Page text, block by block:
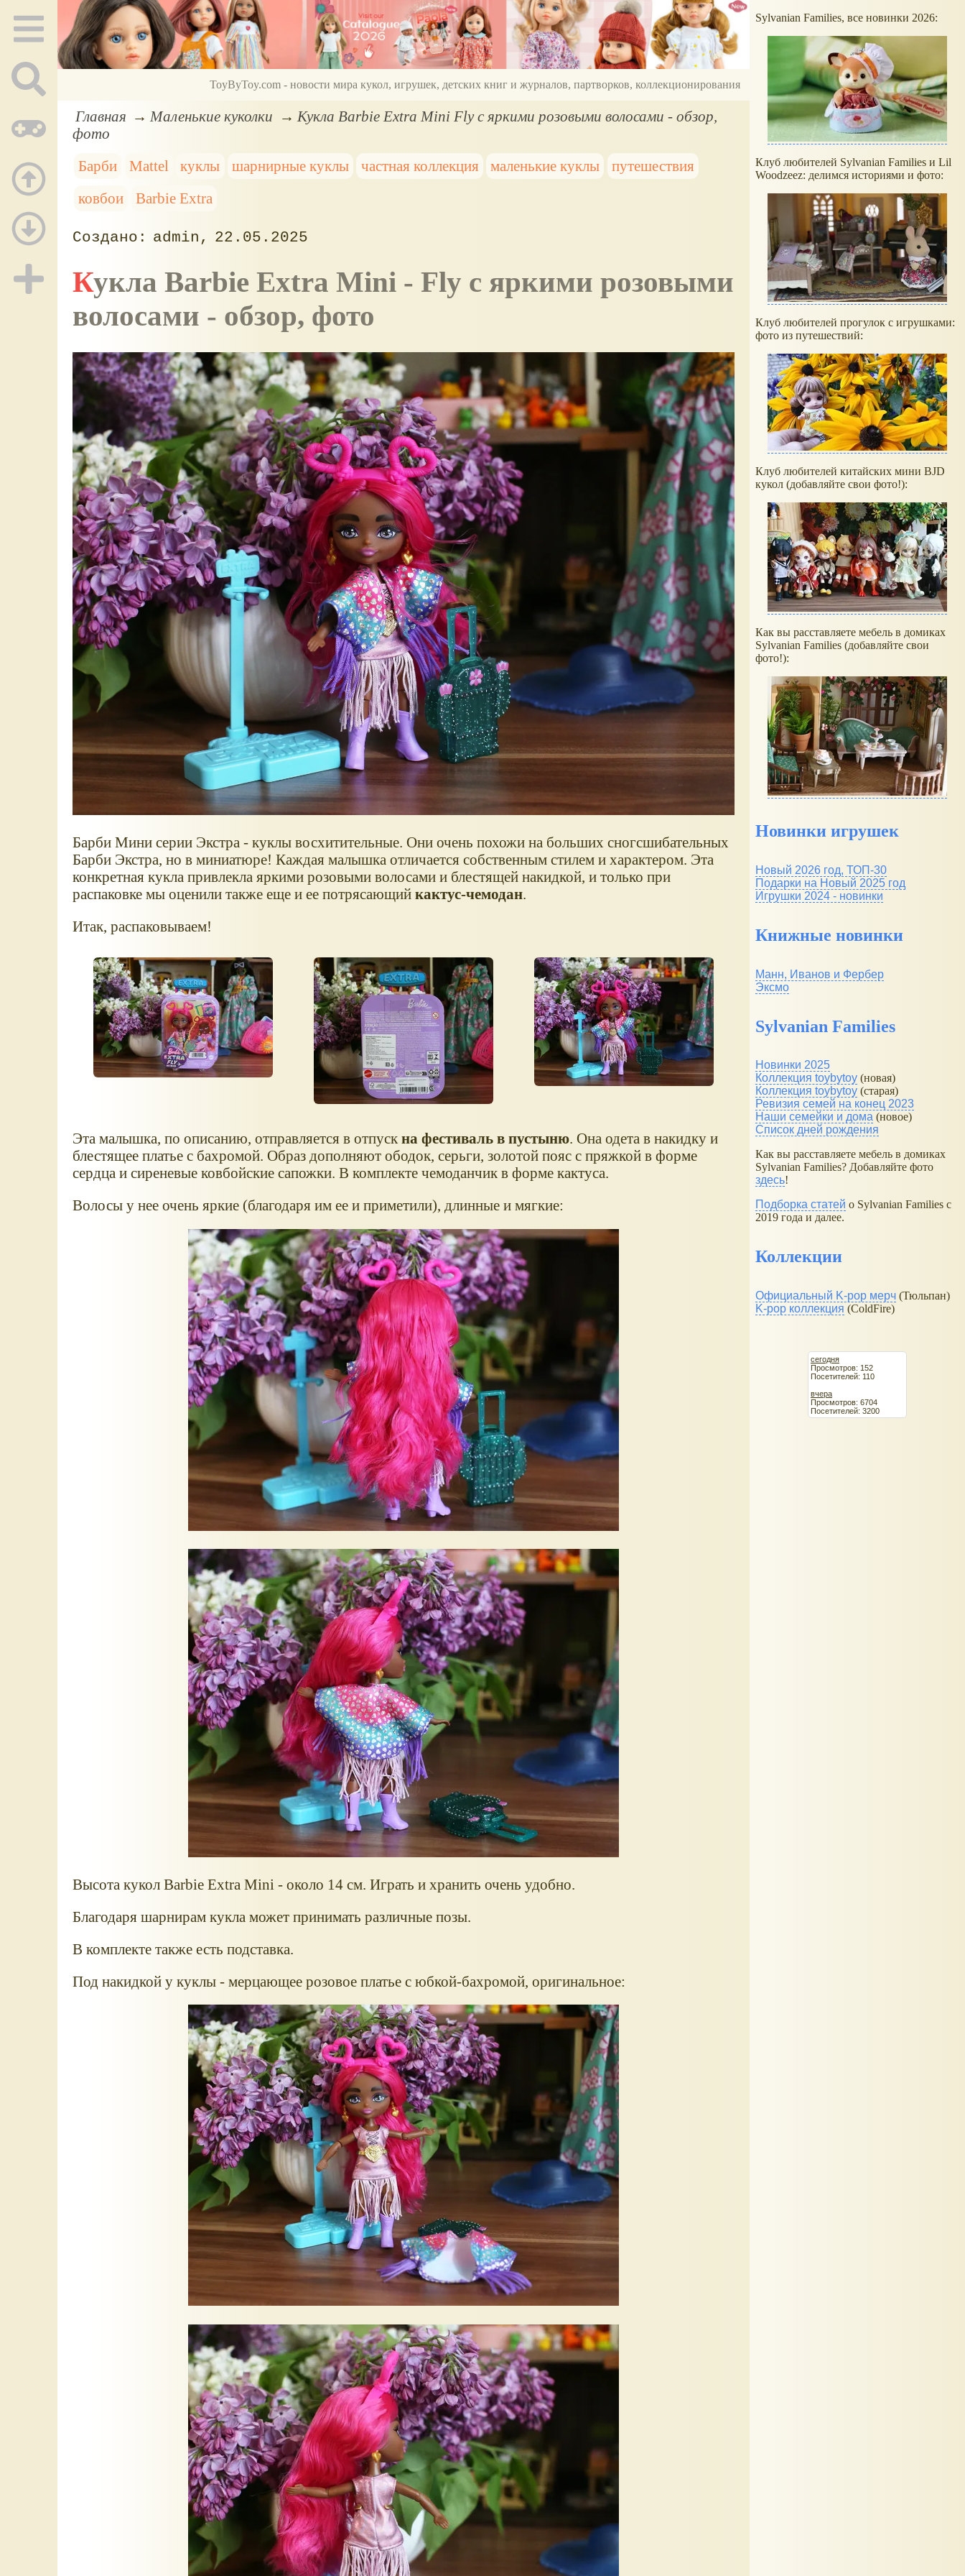
ToyByToy.com - новости мира кукол, игрушек, детских книг и журналов, партворков, коллекционирования
Главная Маленькие куколки
Кукла Barbie Extra Mini Fly с яркими розовыми волосами - обзор,
фото
Барби
Mattel куклы шарнирные куклы частная коллекция маленькие куклы
путешествия
ковбои
Barbie Extra
admin 22.05.2025
Кукла Barbie Extra Mini - Fly с яркими розовыми
волосами - обзор, фото
Барби Мини серии Экстра - куклы восхитительные. Они очень похожи на больших сногсшибательных
Барби Экстра, но в миниатюре! Каждая малышка отличается собственным стилем и характером. Эта
конкретная кукла привлекла яркими розовыми волосами и блестящей накидкой, и только при
распаковке мы оценили также еще и ее потрясающий кактус-чемодан.
Итак, распаковываем!
Эта малышка, по описанию, отправляется в отпуск на фестиваль в пустыню. Она одета в накидку и
блестящее платье с бахромой. Образ дополняют ободок, серьги, золотой пояс с пряжкой в форме
сердца и сиреневые ковбойские сапожки. В комплекте чемоданчик в форме кактуса.
Волосы у нее очень яркие (благодаря им ее и приметили), длинные и мягкие:
Высота кукол Barbie Extra Mini - около 14 см. Играть и хранить очень удобно.
Благодаря шарнирам кукла может принимать различные позы.
В комплекте также есть подставка.
Под накидкой у куклы - мерцающее розовое платье с юбкой-бахромой, оригинальное:
Sylvanian Families, все новинки 2026:
Клуб любителей Sylvanian Families и Lil
Woodzeez: делимся историями и фото:
Клуб любителей прогулок с игрушками:
фото из путешествий:
Клуб любителей китайских мини BJD
кукол (добавляйте свои фото!):
Как вы расставляете мебель в домиках
Sylvanian Families (добавляйте свои
фото!):
Новинки игрушек
Новый 2026 год, ТОП-30
Подарки на Новый 2025 год
Игрушки 2024 - новинки
Книжные новинки
Манн, Иванов и Фербер
Эксмо
Sylvanian Families
Новинки 2025
Коллекция toybytoy (новая)
Коллекция toybytoy (старая)
Ревизия семей на конец 2023
Наши семейки и дома (новое)
Список дней рождения
Как вы расставляете мебель в домиках
Sylvanian Families? Добавляйте фото
здесь!
Подборка статей о Sylvanian Families с
2019 года и далее.
Коллекции
Официальный K-pop мерч (Тюльпан)
K-pop коллекция (ColdFire)
сегодня
Просмотров: 152
Посетителей: 110
вчера
Просмотров: 6704
Посетителей: 3200